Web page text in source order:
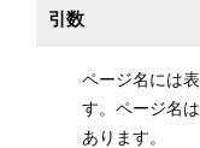
引数
ページ名には
す。ページ名
あります。